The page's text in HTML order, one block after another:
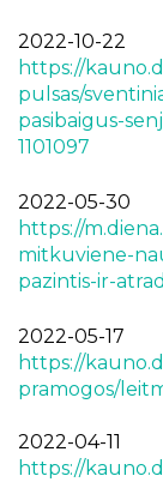
2022-10-22
https://
pulsas/
pasibaigus-
1101097
2022-05-30
https://
mitkuviene-
pazintis-ir-
2022-05-17
https://
pramogos/
2022-04-11
https://